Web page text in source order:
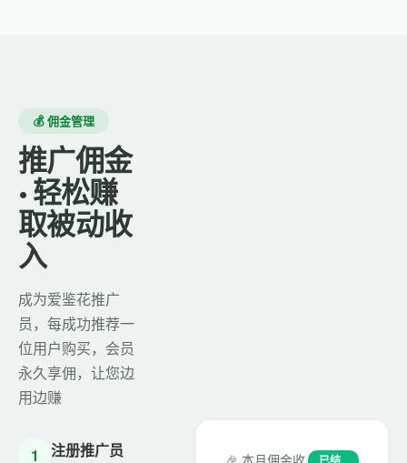
💰 佣金管理
推广佣金
· 轻松赚
取被动收
入
成为爱鉴花推广
员，每成功推荐一
位用户购买，会员
永久享佣，让您边
用边赚
1 注册推广员 🎉 本月佣金收